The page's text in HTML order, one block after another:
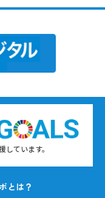
ています。
とは？